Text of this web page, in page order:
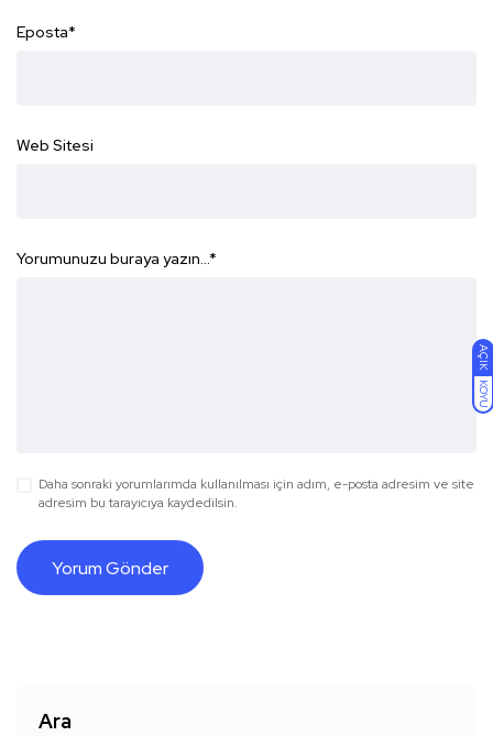
AÇIK
KOYU
Eposta*
Web Sitesi
Yorumunuzu buraya yazın...*
Daha sonraki yorumlarımda kullanılması için adım, e-posta adresim ve site
adresim bu tarayıcıya kaydedilsin.
Ara